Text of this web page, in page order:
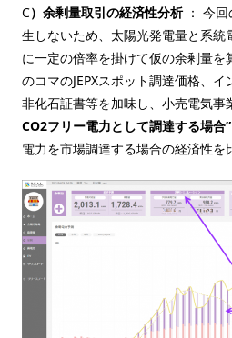
C）余剰量取引の経済性分析： 今回
生しないため、太陽光発電量と系
に一定の倍率を掛けて仮の余剰量
のコマのJEPXスポット調達価格、イ
非化石証書等を加味し、小売電気事
CO2フリー電力として調達する場合”
電力を市場調達する場合の経済性を